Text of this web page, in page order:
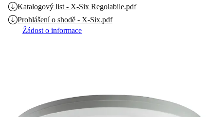
Katalogový list - X-Six Regolabile.pdf
Prohlášení o shodě - X-Six.pdf
Žádost o informace